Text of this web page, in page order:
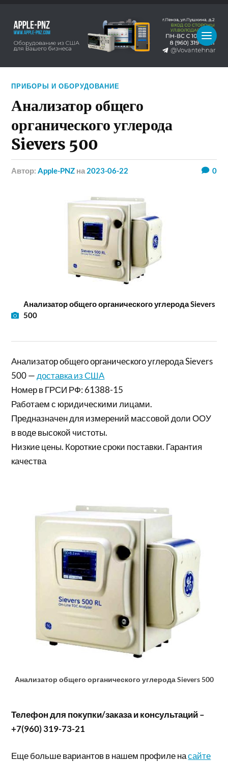
ПРИБОРЫ И ОБОРУДОВАНИЕ
Анализатор общего
органического углерода
Sievers 500
Автор:Apple-PNZ на 2023-06-22 0
Анализатор общего органического углерода Sievers
500
Анализатор общего органического углерода Sievers
500 — доставка из США
Номер в ГРСИ РФ: 61388-15
Работаем с юридическими лицами.
Предназначен для измерений массовой доли ООУ
в воде высокой чистоты.
Низкие цены. Короткие сроки поставки. Гарантия
качества
Анализатор общего органического углерода Sievers 500
Телефон для покупки/заказа и консультаций –
+7(960) 319-73-21
Еще больше вариантов в нашем профиле насайте